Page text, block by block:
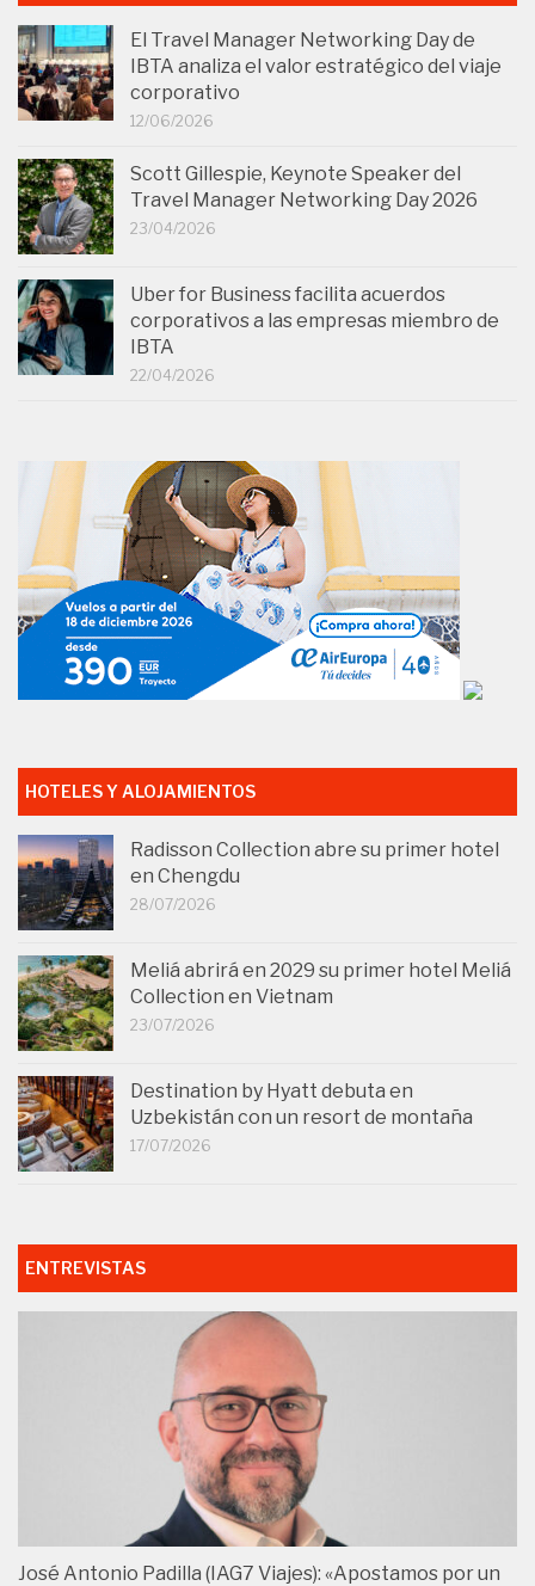
El Travel Manager Networking Day de
IBTA analiza el valor estratégico del viaje
corporativo
12/06/2026
Scott Gillespie, Keynote Speaker del
Travel Manager Networking Day 2026
23/04/2026
Uber for Business facilita acuerdos
corporativos a las empresas miembro de
IBTA
22/04/2026
HOTELES Y ALOJAMIENTOS
Radisson Collection abre su primer hotel
en Chengdu
28/07/2026
Meliá abrirá en 2029 su primer hotel Meliá
Collection en Vietnam
23/07/2026
Destination by Hyatt debuta en
Uzbekistán con un resort de montaña
17/07/2026
ENTREVISTAS
José Antonio Padilla (IAG7 Viajes): «Apostamos por un